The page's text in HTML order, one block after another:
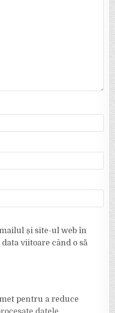
și site-ul web în
viitoare când o să
pentru a reduce